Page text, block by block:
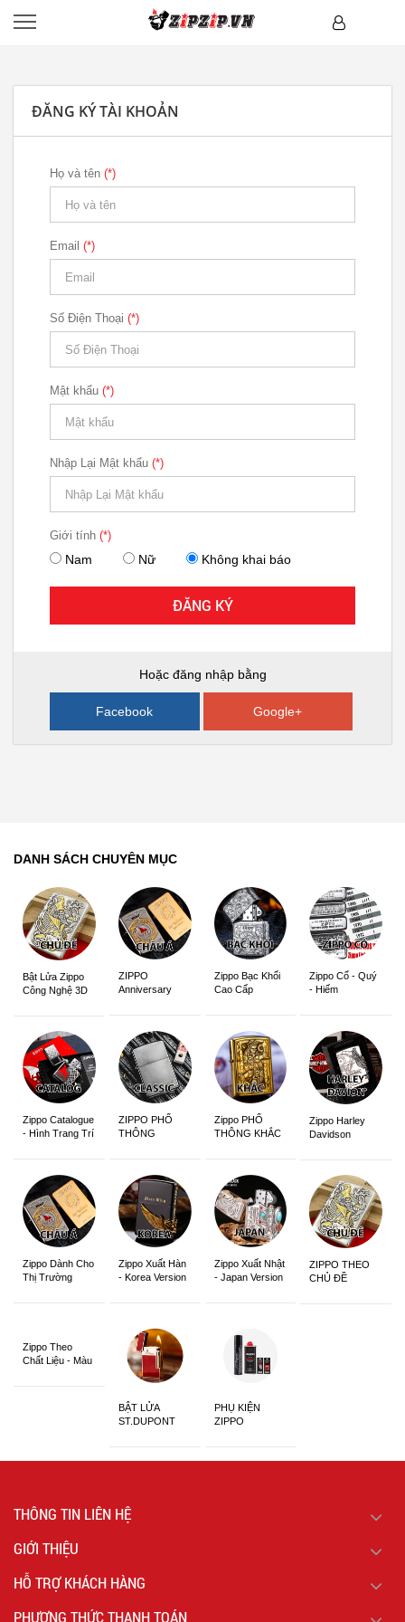
ĐĂNG KÝ TÀI KHOẢN
Họ và tên (*)
Email (*)
Số Điện Thoại (*)
Mật khẩu (*)
Nhập Lại Mật khẩu (*)
Giới tính (*)
Nam Nữ Không khai báo
ĐĂNG KÝ
Hoặc đăng nhập bằng
Facebook Google+
DANH SÁCH CHUYÊN MỤC
Bật Lửa Zippo
Công Nghệ 3D
ZIPPO
Anniversary
Zippo Bạc Khối
Cao Cấp
Zippo Cổ - Quý
- Hiếm
Zippo Catalogue
- Hình Trang Trí
ZIPPO PHỔ
THÔNG
Zippo PHỔ
THÔNG KHẮC
Zippo Harley
Davidson
Zippo Dành Cho
Thị Trường
Zippo Xuất Hàn
- Korea Version
Zippo Xuất Nhật
- Japan Version
ZIPPO THEO
CHỦ ĐỀ
Zippo Theo
Chất Liệu - Màu
BẬT LỬA
ST.DUPONT
PHỤ KIỆN
ZIPPO
THÔNG TIN LIÊN HỆ
GIỚI THIỆU
HỖ TRỢ KHÁCH HÀNG
PHƯƠNG THỨC THANH TOÁN